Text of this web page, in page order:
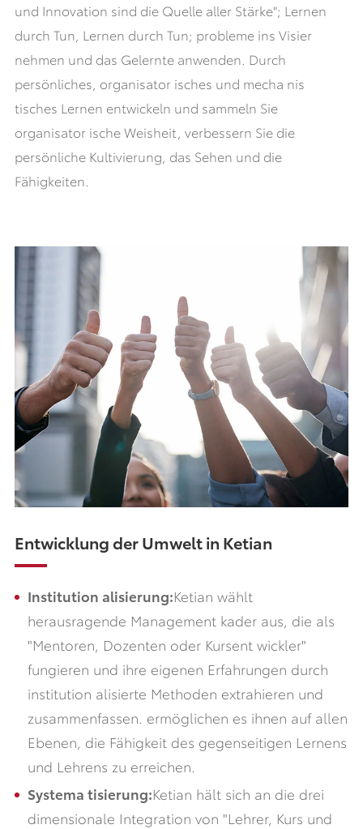
und Innovation sind die Quelle aller Stärke"; Lernen
durch Tun, Lernen durch Tun; probleme ins Visier
nehmen und das Gelernte anwenden. Durch
persönliches, organisator isches und mecha nis
tisches Lernen entwickeln und sammeln Sie
organisator ische Weisheit, verbessern Sie die
persönliche Kultivierung, das Sehen und die
Fähigkeiten.
Entwicklung der Umwelt in Ketian
Institution alisierung:Ketian wählt
herausragende Management kader aus, die als
"Mentoren, Dozenten oder Kursent wickler"
fungieren und ihre eigenen Erfahrungen durch
institution alisierte Methoden extrahieren und
zusammenfassen. ermöglichen es ihnen auf allen
Ebenen, die Fähigkeit des gegenseitigen Lernens
und Lehrens zu erreichen.
Systema tisierung:Ketian hält sich an die drei
dimensionale Integration von "Lehrer, Kurs und